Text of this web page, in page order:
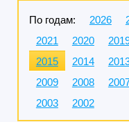
По годам: 2026
2021
2020
2015
2014
2009
2008
2003
2002